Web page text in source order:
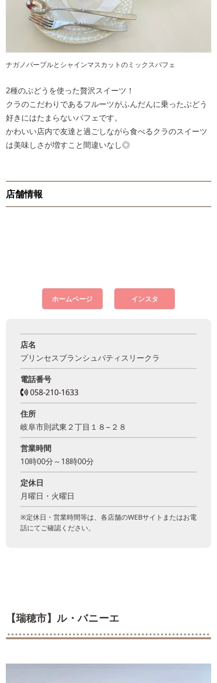
ナガノパープルとシャインマスカットのミックスパフェ
2種のぶどうを使った贅沢スイーツ！
クラのこだわりであるフルーツがふんだんに乗ったぶどう
好きにはたまらないパフェです。
かわいい店内で友達と過ごしながら食べるクラのスイーツ
は美味しさが増すこと間違いなし◎
店舗情報
ホームページ インスタ
店名
プリンセスブランシュパティスリークラ
電話番号
058-210-1633
住所
岐阜市則武東２丁目１８−２８
営業時間
10時00分～18時00分
定休日
月曜日・火曜日
※定休日・営業時間等は、各店舗のWEBサイトまたはお電
話にてご確認ください。
【瑞穂市】ル・バニーエ